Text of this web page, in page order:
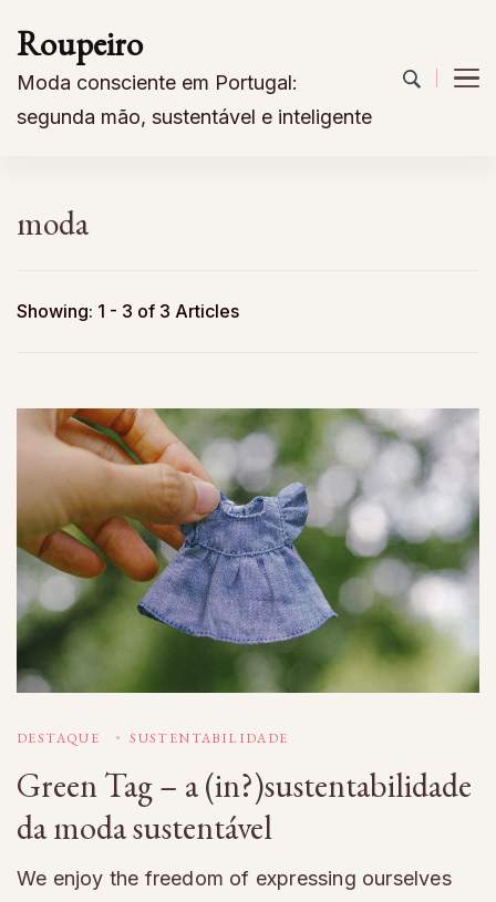
Roupeiro
Moda consciente em Portugal:
segunda mão, sustentável e inteligente
moda
Showing: 1 - 3 of 3 Articles
DESTAQUE SUSTENTABILIDADE
Green Tag – a (in?)sustentabilidade
da moda sustentável
We enjoy the freedom of expressing ourselves